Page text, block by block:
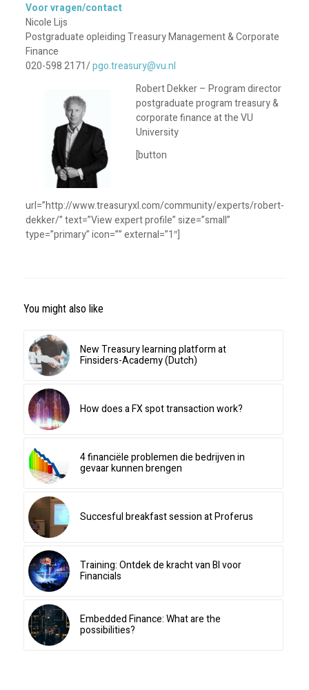
Voor vragen/contact
Nicole Lijs
Postgraduate opleiding Treasury Management & Corporate
Finance
020-598 2171/pgo.treasury@vu.nl
Robert Dekker – Program director
postgraduate program treasury &
corporate finance at the VU
University
[button
url=”http://www.treasuryxl.com/community/experts/robert-
dekker/” text=”View expert profile” size=”small”
type=”primary” icon=”” external=”1″]
You might also like
New Treasury learning platform at
Finsiders-Academy (Dutch)
How does a FX spot transaction work?
4 financiële problemen die bedrijven in
gevaar kunnen brengen
Succesful breakfast session at Proferus
Training: Ontdek de kracht van BI voor
Financials
Embedded Finance: What are the
possibilities?